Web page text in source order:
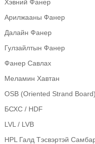
Хэвний Фанер
Арилжааны Фанер
Далайн Фанер
Гулзайлтын Фанер
Фанер Савлах
Меламин Хавтан
OSB (Oriented Strand Board)
БСХС / HDF
LVL / LVB
HPL Галд Тэсвэртэй